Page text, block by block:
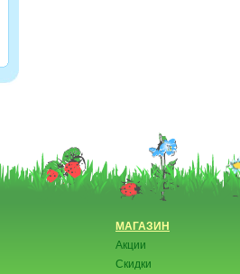
МАГАЗИН
Акции
Скидки